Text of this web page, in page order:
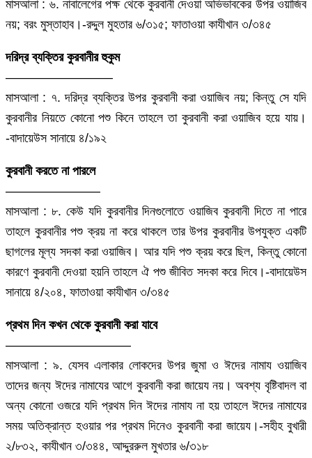
মাসআলা : ৬. নাবালেগের পক্ষ থেকে কুরবানী দেওয়া অভিভাবকের উপর ওয়াজিব
নয়; বরং মুস্তাহাব।-রদ্দুল মুহতার ৬/৩১৫; ফাতাওয়া কাযীখান ৩/৩৪৫
দরিদ্র ব্যক্তির কুরবানীর হুকুম
————————–
মাসআলা : ৭. দরিদ্র ব্যক্তির উপর কুরবানী করা ওয়াজিব নয়; কিন্তু সে যদি
কুরবানীর নিয়তে কোনো পশু কিনে তাহলে তা কুরবানী করা ওয়াজিব হয়ে যায়।
-বাদায়েউস সানায়ে ৪/১৯২
কুরবানী করতে না পারলে
———————–
মাসআলা : ৮. কেউ যদি কুরবানীর দিনগুলোতে ওয়াজিব কুরবানী দিতে না পারে
তাহলে কুরবানীর পশু ক্রয় না করে থাকলে তার উপর কুরবানীর উপযুক্ত একটি
ছাগলের মূল্য সদকা করা ওয়াজিব। আর যদি পশু ক্রয় করে ছিল, কিন্তু কোনো
কারণে কুরবানী দেওয়া হয়নি তাহলে ঐ পশু জীবিত সদকা করে দিবে।-বাদায়েউস
সানায়ে ৪/২০৪, ফাতাওয়া কাযীখান ৩/৩৪৫
প্রথম দিন কখন থেকে কুরবানী করা যাবে
——————————
মাসআলা : ৯. যেসব এলাকার লোকদের উপর জুমা ও ঈদের নামায ওয়াজিব
তাদের জন্য ঈদের নামাযের আগে কুরবানী করা জায়েয নয়। অবশ্য বৃষ্টিবাদল বা
অন্য কোনো ওজরে যদি প্রথম দিন ঈদের নামায না হয় তাহলে ঈদের নামাযের
সময় অতিক্রান্ত হওয়ার পর প্রথম দিনেও কুরবানী করা জায়েয।-সহীহ বুখারী
২/৮৩২, কাযীখান ৩/৩৪৪, আদ্দুররুল মুখতার ৬/৩১৮